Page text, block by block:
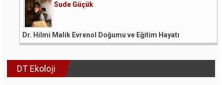
Sude Güçük
Dr. Hilmi Malik Evrenol Doğumu ve Eğitim Hayatı
DT Ekoloji